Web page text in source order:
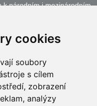
cookies
soubory
s cílem
zobrazení
analýzy
k národním i mezinárodním